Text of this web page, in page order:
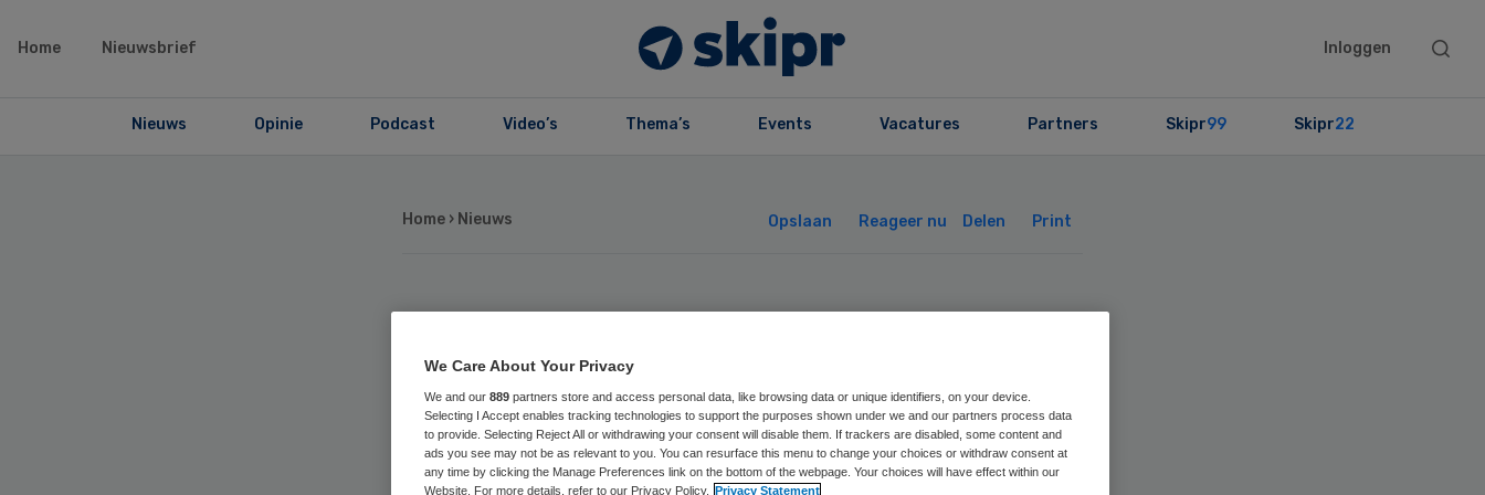
Home Nieuwsbrief Inloggen
Search
Nieuws Opinie Podcast Video’s Thema’s Events Vacatures Partners Skipr99 Skipr22
Home › Nieuws Opslaan Reageer nu Delen Print
Ggz vraagt geld om
continuïteit van zorg
te waarborgen
We Care About Your Privacy
We and our 889 partners store and access personal data, like browsing data or unique identifiers, on your device.
Selecting I Accept enables tracking technologies to support the purposes shown under we and our partners process data
to provide. Selecting Reject All or withdrawing your consent will disable them. If trackers are disabled, some content and
ads you see may not be as relevant to you. You can resurface this menu to change your choices or withdraw consent at
any time by clicking the Manage Preferences link on the bottom of the webpage. Your choices will have effect within our
Website. For more details, refer to our Privacy Policy. Privacy Statement